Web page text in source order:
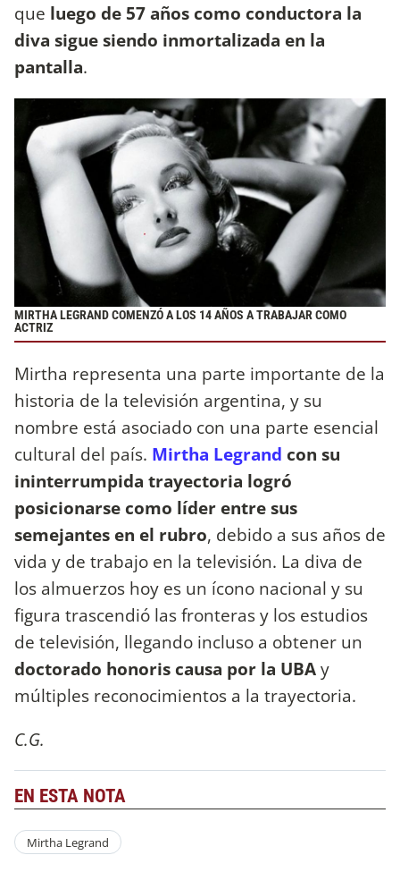
que luego de 57 años como conductora la
diva sigue siendo inmortalizada en la
pantalla.
MIRTHA LEGRAND COMENZÓ A LOS 14 AÑOS A TRABAJAR COMO
ACTRIZ
Mirtha representa una parte importante de la
historia de la televisión argentina, y su
nombre está asociado con una parte esencial
cultural del país. Mirtha Legrand con su
ininterrumpida trayectoria logró
posicionarse como líder entre sus
semejantes en el rubro, debido a sus años de
vida y de trabajo en la televisión. La diva de
los almuerzos hoy es un ícono nacional y su
figura trascendió las fronteras y los estudios
de televisión, llegando incluso a obtener un
doctorado honoris causa por la UBAy
múltiples reconocimientos a la trayectoria.
C.G.
EN ESTA NOTA
Mirtha Legrand